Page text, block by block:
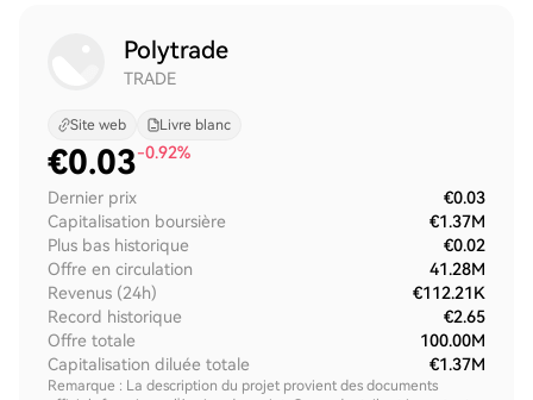
Polytrade
TRADE
Site web Livre blanc
€0.03-0.92%
Dernier prix
€0.03
Capitalisation boursière
€1.37M
Plus bas historique
€0.02
Offre en circulation
41.28M
Revenus (24h)
€112.21K
Record historique
€2.65
Offre totale
100.00M
Capitalisation diluée totale
€1.37M
Remarque : La description du projet provient des documents